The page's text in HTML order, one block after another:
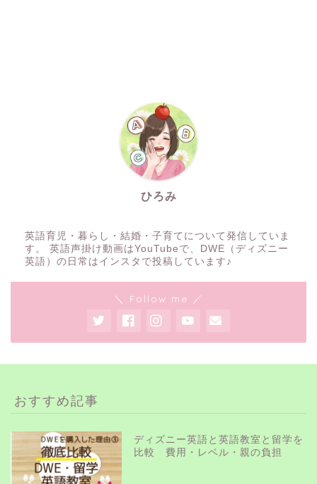
ひろみ
英語育児・暮らし・結婚・子育てについて発信していま
す。 英語声掛け動画はYouTubeで、DWE（ディズニー
英語）の日常はインスタで投稿しています♪
＼ Follow me ／
おすすめ記事
ディズニー英語と英語教室と留学を
比較 費用・レベル・親の負担